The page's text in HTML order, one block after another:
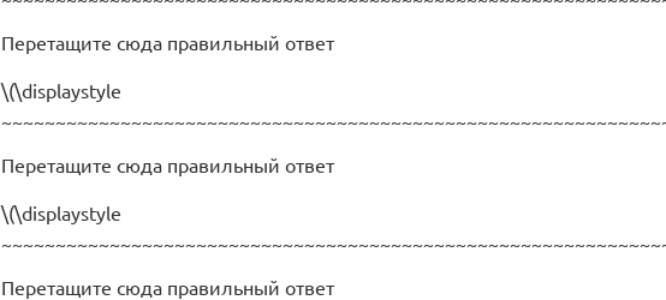
Перетащите сюда правильный ответ
\(\displaystyle
Перетащите сюда правильный ответ
\(\displaystyle
Перетащите сюда правильный ответ